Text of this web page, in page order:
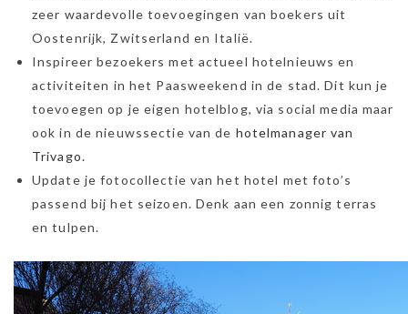
zeer waardevolle toevoegingen van boekers uit
Oostenrijk, Zwitserland en Italië.
Inspireer bezoekers met actueel hotelnieuws en
activiteiten in het Paasweekend in de stad. Dit kun je
toevoegen op je eigen hotelblog, via social media maar
ook in de nieuwssectie van de hotelmanager van
Trivago.
Update je fotocollectie van het hotel met foto’s
passend bij het seizoen. Denk aan een zonnig terras
en tulpen.